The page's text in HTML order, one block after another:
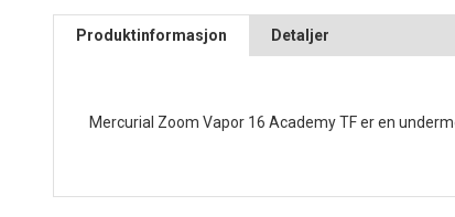
Produktinformasjon Detaljer
Mercurial Zoom Vapor 16 Academy TF er en